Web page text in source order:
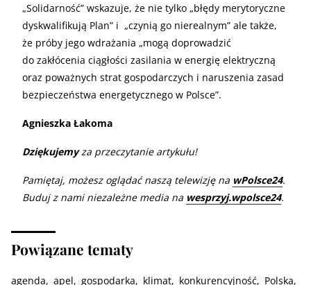
„Solidarność” wskazuje, że nie tylko „błędy merytoryczne
dyskwalifikują Plan” i „czynią go nierealnym” ale także,
że próby jego wdrażania „mogą doprowadzić
do zakłócenia ciągłości zasilania w energię elektryczną
oraz poważnych strat gospodarczych i naruszenia zasad
bezpieczeństwa energetycznego w Polsce”.
Agnieszka Łakoma
Dziękujemyza przeczytanie artykułu!
Pamiętaj, możesz oglądać naszą telewizję na wPolsce24.
Buduj z nami niezależne media na wesprzyj.wpolsce24.
Powiązane tematy
agenda apel gospodarka klimat konkurencyjność Polska